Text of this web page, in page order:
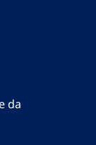
da